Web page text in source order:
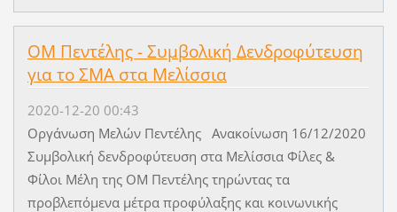
ΟΜ Πεντέλης - Συμβολική Δενδροφύτευση
για το ΣΜΑ στα Μελίσσια
2020-12-20 00:43
Οργάνωση Μελών Πεντέλης Ανακοίνωση 16/12/2020 ​
Συμβολική δενδροφύτευση στα Μελίσσια Φίλες &
Φίλοι Μέλη της ΟΜ Πεντέλης τηρώντας τα
προβλεπόμενα μέτρα προφύλαξης και κοινωνικής